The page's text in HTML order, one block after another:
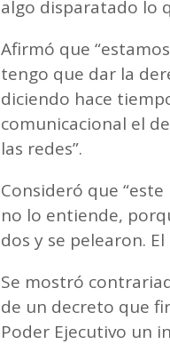
algo disparatado lo
Afirmó que
tengo que dar la
diciendo hace
comunicacional el
las redes”.
Consideró que
no lo entiende,
dos y se pelearon.
Se mostró
de un decreto que
Poder Ejecutivo un